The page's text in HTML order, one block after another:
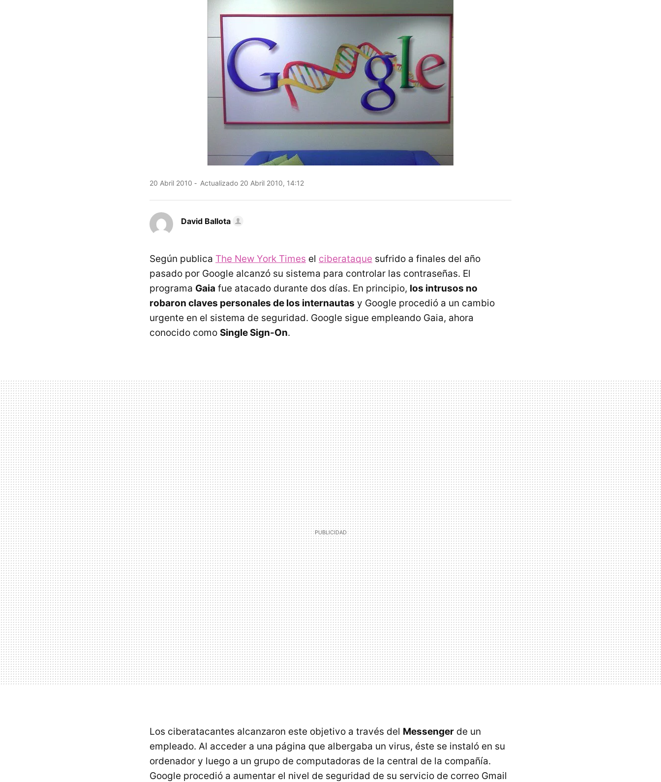
20 Abril 2010 Actualizado 20 Abril 2010, 14:12
David Ballota
Según publica The New York Times el ciberataque sufrido a finales del año
pasado por Google alcanzó su sistema para controlar las contraseñas. El
programa Gaia fue atacado durante dos días. En principio, los intrusos no
robaron claves personales de los internautas y Google procedió a un cambio
urgente en el sistema de seguridad. Google sigue empleando Gaia, ahora
conocido como Single Sign-On.
Los ciberatacantes alcanzaron este objetivo a través del Messenger de un
empleado. Al acceder a una página que albergaba un virus, éste se instaló en su
ordenador y luego a un grupo de computadoras de la central de la compañía.
Google procedió a aumentar el nivel de seguridad de su servicio de correo Gmail